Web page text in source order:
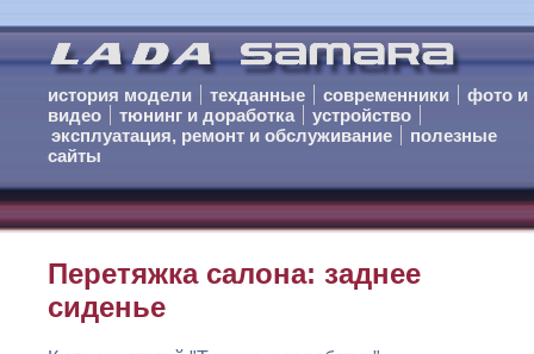
история модели техданные современники
фото и
видео
тюнинг и доработка
устройство
эксплуатация, ремонт и обслуживание
полезные
сайты
Перетяжка салона: заднее
сиденье